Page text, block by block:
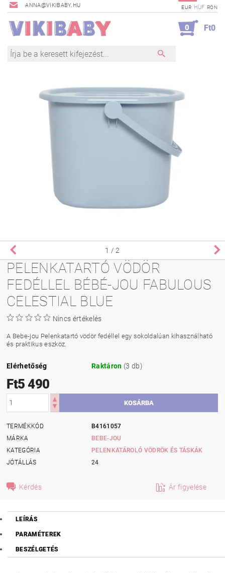
ANNA@VIKIBABY.HU EUR HUF RON
0 Ft0
1 / 2
PELENKATARTÓ VÖDÖR
FEDÉLLEL BÉBÉ-JOU FABULOUS
CELESTIAL BLUE
Nincs értékelés
A Bebe-jou Pelenkatartó vödör fedéllel egy sokoldalúan kihasználható
és praktikus eszköz.
Elérhetőség Raktáron (3 db)
Ft5 490
TERMÉKKÓD
B4161057
MÁRKA
BEBE-JOU
KATEGÓRIA
PELENKATÁROLÓ VÖDRÖK ÉS TÁSKÁK
JÓTÁLLÁS
24
Kérdés Ár figyelése
LEÍRÁS
PARAMÉTEREK
BESZÉLGETÉS